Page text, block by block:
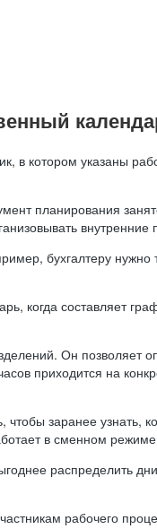
в котором указаны
планирования
внутренние
бухгалтеру
когда составляет
Он
приходится на
чтобы заранее
в сменном
распределить
рабочего